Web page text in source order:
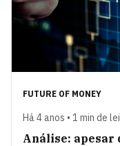
FUTURE OF MONEY
Há 4 anos • 1 min de
Análise: apesar